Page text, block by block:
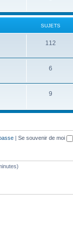
SUJETS
112
6
9
| Se souvenir de moi